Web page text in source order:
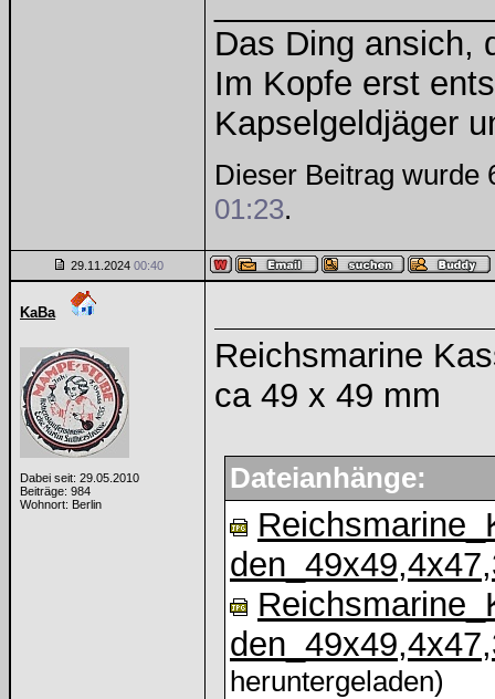
Das Ding ansich,
Im Kopfe erst
Kapselgeldjäger
Dieser Beitrag wurde
01:23.
29.11.2024 00:40
KaBa
Dabei seit: 29.05.2010
Beiträge: 984
Wohnort: Berlin
Reichsmarine
ca 49 x 49 mm
Dateianhänge:
heruntergeladen)